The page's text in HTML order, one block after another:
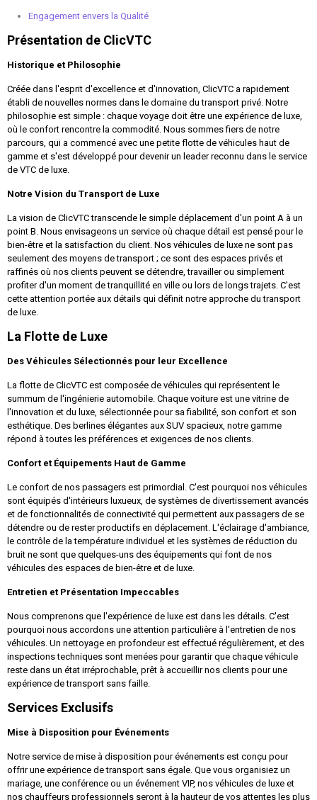
Engagement envers la Qualité
Présentation de ClicVTC
Historique et Philosophie
Créée dans l'esprit d'excellence et d'innovation, ClicVTC a rapidement
établi de nouvelles normes dans le domaine du transport privé. Notre
philosophie est simple : chaque voyage doit être une expérience de luxe,
où le confort rencontre la commodité. Nous sommes fiers de notre
parcours, qui a commencé avec une petite flotte de véhicules haut de
gamme et s'est développé pour devenir un leader reconnu dans le service
de VTC de luxe.
Notre Vision du Transport de Luxe
La vision de ClicVTC transcende le simple déplacement d'un point A à un
point B. Nous envisageons un service où chaque détail est pensé pour le
bien-être et la satisfaction du client. Nos véhicules de luxe ne sont pas
seulement des moyens de transport ; ce sont des espaces privés et
raffinés où nos clients peuvent se détendre, travailler ou simplement
profiter d'un moment de tranquillité en ville ou lors de longs trajets. C'est
cette attention portée aux détails qui définit notre approche du transport
de luxe.
La Flotte de Luxe
Des Véhicules Sélectionnés pour leur Excellence
La flotte de ClicVTC est composée de véhicules qui représentent le
summum de l'ingénierie automobile. Chaque voiture est une vitrine de
l'innovation et du luxe, sélectionnée pour sa fiabilité, son confort et son
esthétique. Des berlines élégantes aux SUV spacieux, notre gamme
répond à toutes les préférences et exigences de nos clients.
Confort et Équipements Haut de Gamme
Le confort de nos passagers est primordial. C'est pourquoi nos véhicules
sont équipés d'intérieurs luxueux, de systèmes de divertissement avancés
et de fonctionnalités de connectivité qui permettent aux passagers de se
détendre ou de rester productifs en déplacement. L'éclairage d'ambiance,
le contrôle de la température individuel et les systèmes de réduction du
bruit ne sont que quelques-uns des équipements qui font de nos
véhicules des espaces de bien-être et de luxe.
Entretien et Présentation Impeccables
Nous comprenons que l'expérience de luxe est dans les détails. C'est
pourquoi nous accordons une attention particulière à l'entretien de nos
véhicules. Un nettoyage en profondeur est effectué régulièrement, et des
inspections techniques sont menées pour garantir que chaque véhicule
reste dans un état irréprochable, prêt à accueillir nos clients pour une
expérience de transport sans faille.
Services Exclusifs
Mise à Disposition pour Événements
Notre service de mise à disposition pour événements est conçu pour
offrir une expérience de transport sans égale. Que vous organisiez un
mariage, une conférence ou un événement VIP, nos véhicules de luxe et
nos chauffeurs professionnels seront à la hauteur de vos attentes les plus